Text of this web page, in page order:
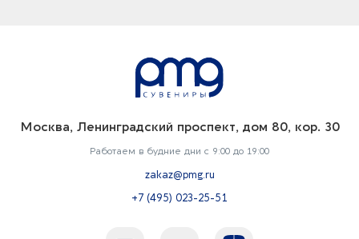
Москва, Ленинградский проспект, дом 80, кор. 30
Работаем в будние дни с 9:00 до 19:00
zakaz@pmg.ru
+7 (495) 023-25-51